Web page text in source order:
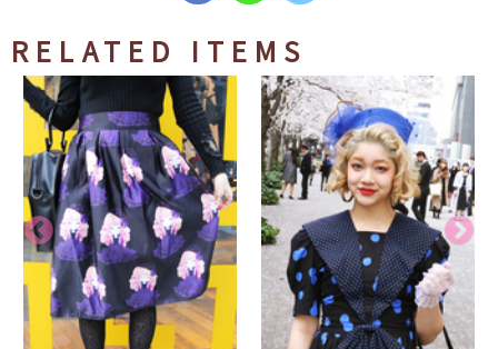
RELATED ITEMS